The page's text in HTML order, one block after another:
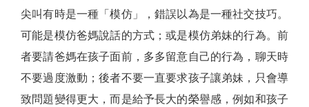
尖叫有時是一種「模仿」，錯誤以為是一種社交技巧。
可能是模仿爸媽說話的方式；或是模仿弟妹的行為。前
者要請爸媽在孩子面前，多多留意自己的行為，聊天時
不要過度激動；後者不要一直要求孩子讓弟妹，只會導
致問題變得更大，而是給予長大的榮譽感，例如和孩子